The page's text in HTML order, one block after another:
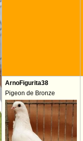
ArnoFigurita38
Pigeon de Bronze